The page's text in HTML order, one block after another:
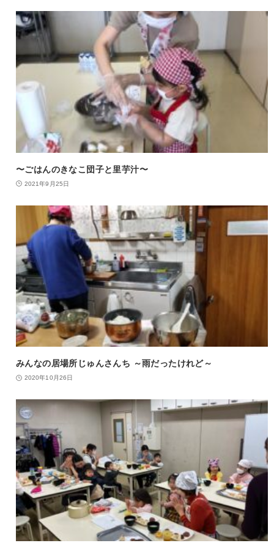
〜ごはんのきなこ団子と里芋汁〜
2021年9月25日
みんなの居場所じゅんさんち ～雨だったけれど～
2020年10月26日